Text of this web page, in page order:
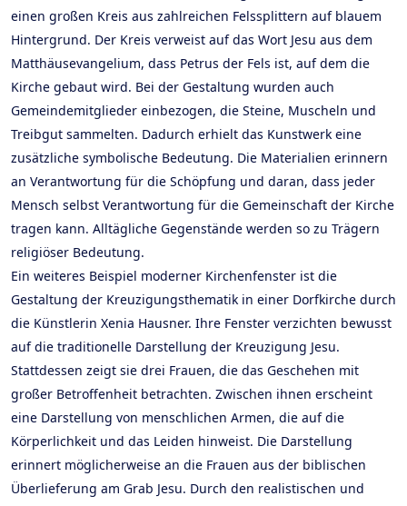
einen großen Kreis aus zahlreichen Felssplittern auf blauem
Hintergrund. Der Kreis verweist auf das Wort Jesu aus dem
Matthäusevangelium, dass Petrus der Fels ist, auf dem die
Kirche gebaut wird. Bei der Gestaltung wurden auch
Gemeindemitglieder einbezogen, die Steine, Muscheln und
Treibgut sammelten. Dadurch erhielt das Kunstwerk eine
zusätzliche symbolische Bedeutung. Die Materialien erinnern
an Verantwortung für die Schöpfung und daran, dass jeder
Mensch selbst Verantwortung für die Gemeinschaft der Kirche
tragen kann. Alltägliche Gegenstände werden so zu Trägern
religiöser Bedeutung.
Ein weiteres Beispiel moderner Kirchenfenster ist die
Gestaltung der Kreuzigungsthematik in einer Dorfkirche durch
die Künstlerin Xenia Hausner. Ihre Fenster verzichten bewusst
auf die traditionelle Darstellung der Kreuzigung Jesu.
Stattdessen zeigt sie drei Frauen, die das Geschehen mit
großer Betroffenheit betrachten. Zwischen ihnen erscheint
eine Darstellung von menschlichen Armen, die auf die
Körperlichkeit und das Leiden hinweist. Die Darstellung
erinnert möglicherweise an die Frauen aus der biblischen
Überlieferung am Grab Jesu. Durch den realistischen und